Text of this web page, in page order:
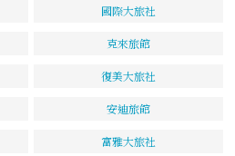
國際大旅社
克來旅館
復美大旅社
安迪旅館
富雅大旅社